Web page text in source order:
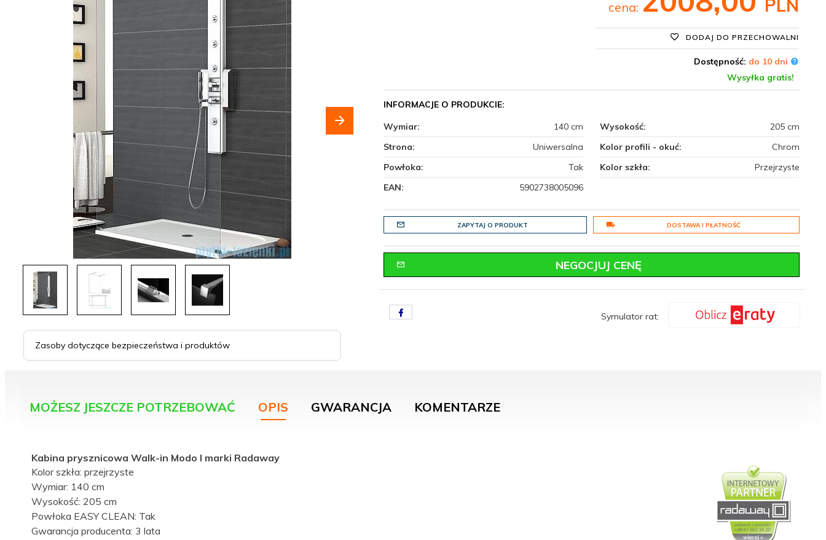
Zasoby dotyczące bezpieczeństwa i produktów
cena: PLN
DODAJ DO PRZECHOWALNI
Dostępność: do 10 dni
Wysyłka gratis!
INFORMACJE O PRODUKCIE:
Wymiar:
140 cm Wysokość:
205 cm
Strona:
Uniwersalna Kolor profili - okuć:
Chrom
Powłoka:
Tak Kolor szkła:
Przejrzyste
EAN:
5902738005096
ZAPYTAJ O PRODUKT DOSTAWA I PŁATNOŚĆ
NEGOCJUJ CENĘ
Symulator rat:
MOŻESZ JESZCZE POTRZEBOWAĆ OPIS GWARANCJA KOMENTARZE
Kabina prysznicowa Walk-in Modo I marki Radaway
Kolor szkła: przejrzyste
Wymiar: 140 cm
Wysokość: 205 cm
Powłoka EASY CLEAN: Tak
Gwarancja producenta: 3 lata